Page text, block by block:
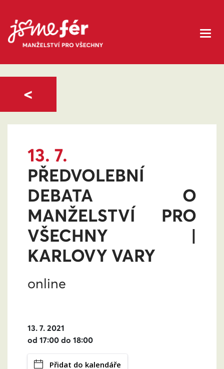
13. 7.
PŘEDVOLEBNÍ
DEBATA O
MANŽELSTVÍ PRO
VŠECHNY |
KARLOVY VARY
online
13. 7. 2021
od 17:00 do 18:00
Přidat do kalendáře
<